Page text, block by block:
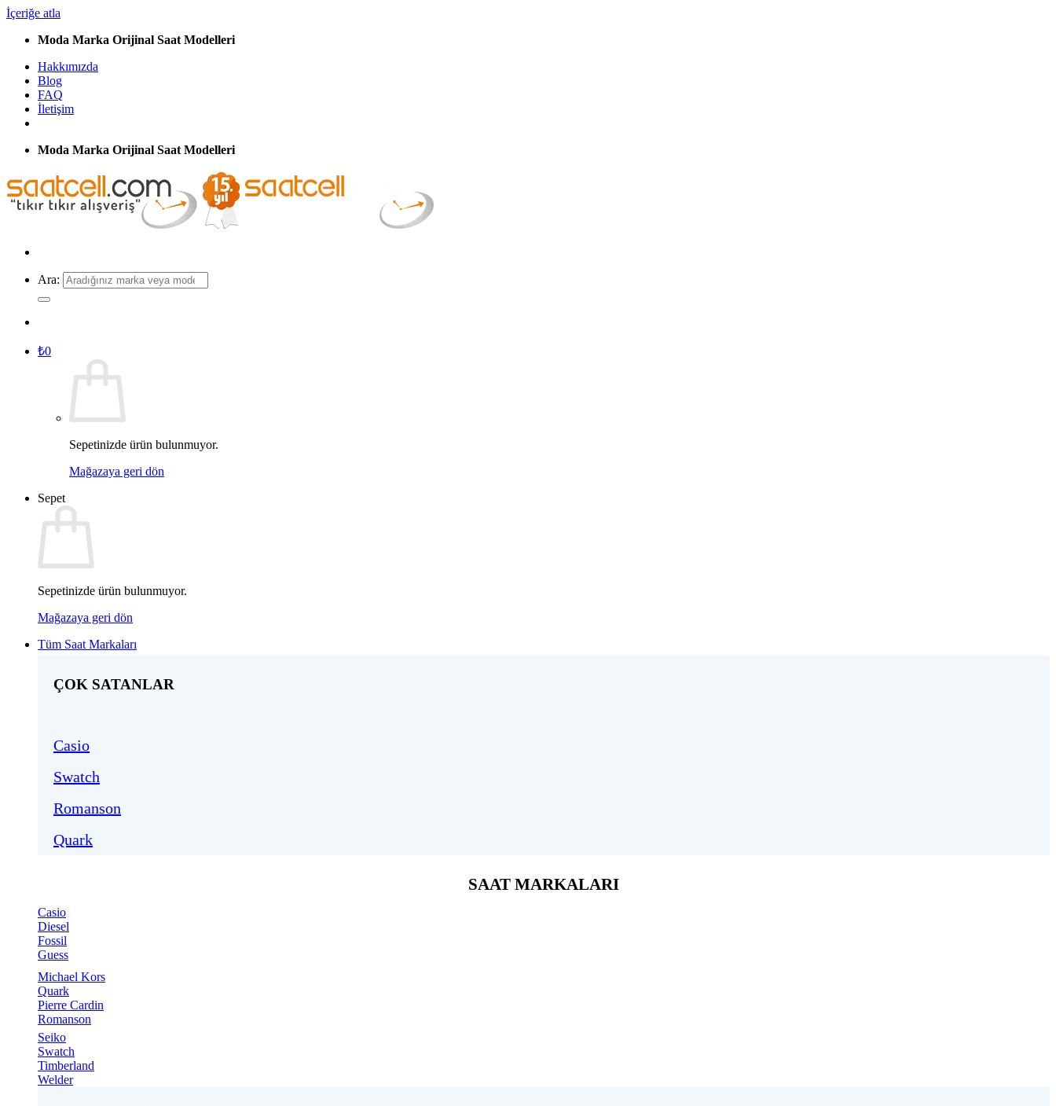
İçeriğe atla
Moda Marka Orijinal Saat Modelleri
Hakkımızda
Blog
FAQ
İletişim
Moda Marka Orijinal Saat Modelleri
Ara:
₺0
Sepetinizde ürün bulunmuyor.
Mağazaya geri dön
Sepet
Sepetinizde ürün bulunmuyor.
Mağazaya geri dön
Tüm Saat Markaları
ÇOK SATANLAR
Casio
Swatch
Romanson
Quark
SAAT MARKALARI
Casio
Diesel
Fossil
Guess
Michael Kors
Quark
Pierre Cardin
Romanson
Seiko
Swatch
Timberland
Welder